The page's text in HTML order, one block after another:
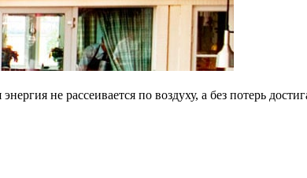
не рассеивается по воздуху, а без потерь